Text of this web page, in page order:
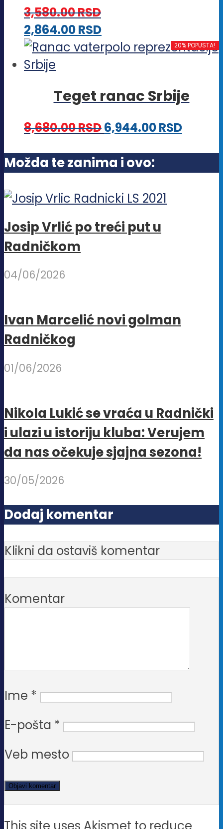
mogu
biti
izabrane
stranici
proizvoda.
3,580.00RSD
2,864.00RSDOvaj
proizvod
varijanti.
mogu
biti
izabrane
stranici
proizvoda.
20% POPUSTA!
Teget ranac Srbije
8,680.00RSD6,944.00RSD
Možda te zanima i ovo:
Josip Vrlić po treći put u
Radničkom
04/06/2026
Ivan Marcelić novi golman
Radničkog
01/06/2026
Nikola Lukić se vraća u Radnički
i ulazi u istoriju kluba: Verujem
da nas očekuje sjajna sezona!
30/05/2026
Dodaj komentar
Klikni da ostaviš komentar
Komentar
Ime *
E-pošta *
Veb mesto